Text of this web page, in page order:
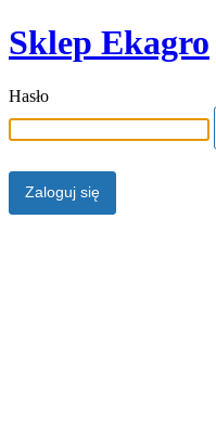
Sklep Ekagro
Hasło